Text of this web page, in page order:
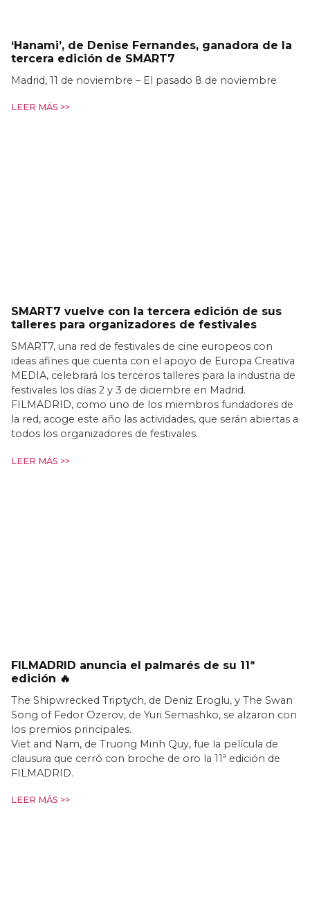
‘Hanami’, de Denise Fernandes, ganadora de la
tercera edición de SMART7
Madrid, 11 de noviembre – El pasado 8 de noviembre
LEER MÁS >>
SMART7 vuelve con la tercera edición de sus
talleres para organizadores de festivales
SMART7, una red de festivales de cine europeos con
ideas afines que cuenta con el apoyo de Europa Creativa
MEDIA, celebrará los terceros talleres para la industria de
festivales los días 2 y 3 de diciembre en Madrid.
FILMADRID, como uno de los miembros fundadores de
la red, acoge este año las actividades, que serán abiertas a
todos los organizadores de festivales.
LEER MÁS >>
FILMADRID anuncia el palmarés de su 11ª
edición 🔥
The Shipwrecked Triptych, de Deniz Eroglu, y The Swan
Song of Fedor Ozerov, de Yuri Semashko, se alzaron con
los premios principales.
Viet and Nam, de Truong Minh Quy, fue la película de
clausura que cerró con broche de oro la 11ª edición de
FILMADRID.
LEER MÁS >>